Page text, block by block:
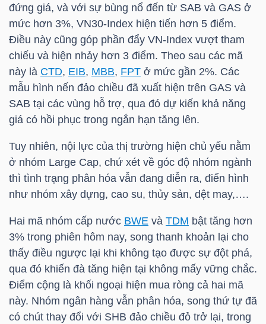
đứng giá, và với sự bùng nổ đến từ SAB và GAS ở
mức hơn 3%, VN30-Index hiện tiến hơn 5 điểm.
Điều này cũng góp phần đẩy VN-Index vượt tham
chiếu và hiện nhảy hơn 3 điểm. Theo sau các mã
này là CTD, EIB, MBB, FPT ở mức gần 2%. Các
mẫu hình nến đảo chiều đã xuất hiện trên GAS và
SAB tại các vùng hỗ trợ, qua đó dự kiến khả năng
giá có hồi phục trong ngắn hạn tăng lên.
Tuy nhiên, nội lực của thị trường hiện chủ yếu nằm
ở nhóm Large Cap, chứ xét về góc độ nhóm ngành
thì tình trạng phân hóa vẫn đang diễn ra, điển hình
như nhóm xây dựng, cao su, thủy sản, dệt may,….
Hai mã nhóm cấp nước BWE và TDM bật tăng hơn
3% trong phiên hôm nay, song thanh khoản lại cho
thấy điều ngược lại khi không tạo được sự đột phá,
qua đó khiến đà tăng hiện tại không mấy vững chắc.
Điểm cộng là khối ngoại hiện mua ròng cả hai mã
này. Nhóm ngân hàng vẫn phân hóa, song thứ tự đã
có chút thay đổi với SHB đảo chiều đỏ trở lại, trong
TRÁI
PHIẾU
CÔNG
CỤ
TƯ
XUẤT
DỮ
LIỆU
Ngành
(-)